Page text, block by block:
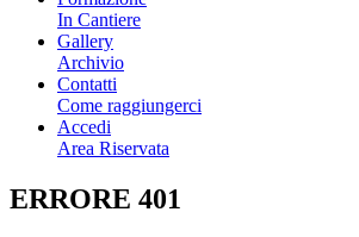
In Cantiere
Gallery
Archivio
Contatti
Come raggiungerci
Accedi
Area Riservata
ERRORE 401